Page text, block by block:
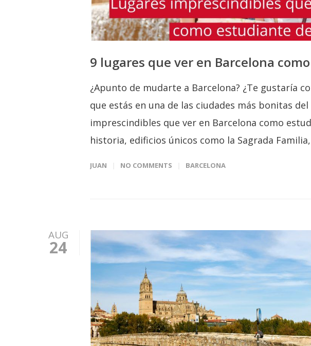
9 lugares que ver en Barcelona
¿Apunto de mudarte a Barcelona? ¿Te gustaría
que estás en una de las ciudades más bonitas
imprescindibles que ver en Barcelona como
historia, edificios únicos como la Sagrada
JUAN NO COMMENTS BARCELONA
AUG
24